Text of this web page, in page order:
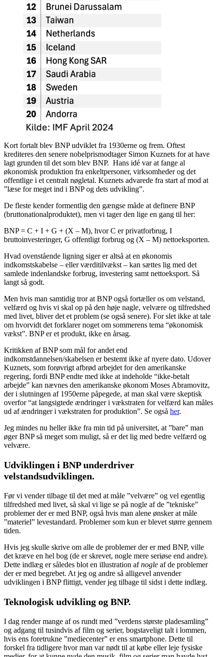
Kort fortalt blev BNP udviklet fra 1930erne og frem. Oftest
krediteres den senere nobelprismodtager Simon Kuznets for at have
lagt grunden til det som blev BNP. Hans idé var at fange al
økonomisk produktion fra enkeltpersoner, virksomheder og det
offentlige i et centralt nøgletal. Kuznets advarede fra start af mod at
”læse for meget ind i BNP og dets udvikling”.
De fleste kender formentlig den gængse måde at definere BNP
(bruttonationalproduktet), men vi tager den lige en gang til her:
BNP = C + I + G + (X – M), hvor C er privatforbrug, I
bruttoinvesteringer, G offentligt forbrug og (X – M) nettoeksporten.
Hvad ovenstående ligning siger er altså at en økonomis
indkomstskabelse – eller værditilvækst – kan sættes lig med det
samlede indenlandske forbrug, investering samt nettoeksport. Så
langt så godt.
Men hvis man samtidig tror at BNP også fortæller os om velstand,
velfærd og hvis vi skal op på den høje nagle, velvære og tilfredshed
med livet, bliver det et problem (se også senere). For slet ikke at tale
om hvorvidt det forklarer noget om sommerens tema “økonomisk
vækst”. BNP er et produkt, ikke en årsag.
Kritikken af BNP som mål for andet end
indkomstdannelsen/skabelsen er bestemt ikke af nyere dato. Udover
Kuznets, som forøvrigt afbrød arbejdet for den amerikanske
regering, fordi BNP endte med ikke at indeholde “ikke-betalt
arbejde” kan nævnes den amerikanske økonom Moses Abramovitz,
der i slutningen af 1950erne påpegede, at man skal være skeptisk
overfor “at langsigtede ændringer i vækstraten for velfærd kan måles
ud af ændringer i vækstraten for produktion”. Se også her.
Jeg mindes nu heller ikke fra min tid på universitet, at ”bare” man
øger BNP så meget som muligt, så er det lig med bedre velfærd og
velvære.
Udviklingen i BNP underdriver
velstandsudviklingen.
Før vi vender tilbage til det med at måle ”velvære” og vel egentlig
tilfredshed med livet, så skal vi lige se på nogle af de ”tekniske”
problemer der er med BNP, også hvis man alene ønsker at måle
”materiel” levestandard. Problemer som kun er blevet større gennem
tiden.
Hvis jeg skulle skrive om alle de problemer der er med BNP, ville
det kræve en hel bog (de er skrevet, nogle mere seriøse end andre).
Dette indlæg er således blot en illustration afnogle af de problemer
der er med begrebet. At jeg og andre så alligevel anvender
udviklingen i BNP flittigt, vender jeg tilbage til sidst i dette indlæg.
Teknologisk udvikling og BNP.
I dag render mange af os rundt med ”verdens største pladesamling”
og adgang til tusindvis af film og serier, bogstaveligt talt i lommen,
hvis ens foretrukne ”mediecenter” er ens smartphone. Dette til
forskel fra tidligere hvor man var nødt til at købe eller leje fysiske